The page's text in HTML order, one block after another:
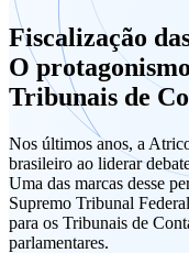
Fiscalização
O
Tribunais de
Nos últimos anos, a
brasileiro ao liderar
Uma das marcas desse
Supremo Tribunal
para os Tribunais de
parlamentares.